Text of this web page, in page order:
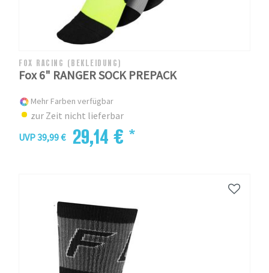
FOX RACING (BEKLEIDUNG)
Fox 6" RANGER SOCK PREPACK
Mehr Farben verfügbar
zur Zeit nicht lieferbar
UVP 39,99 € 29,14 € *